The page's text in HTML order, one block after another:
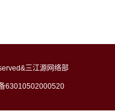
三江源网络部
63010502000520